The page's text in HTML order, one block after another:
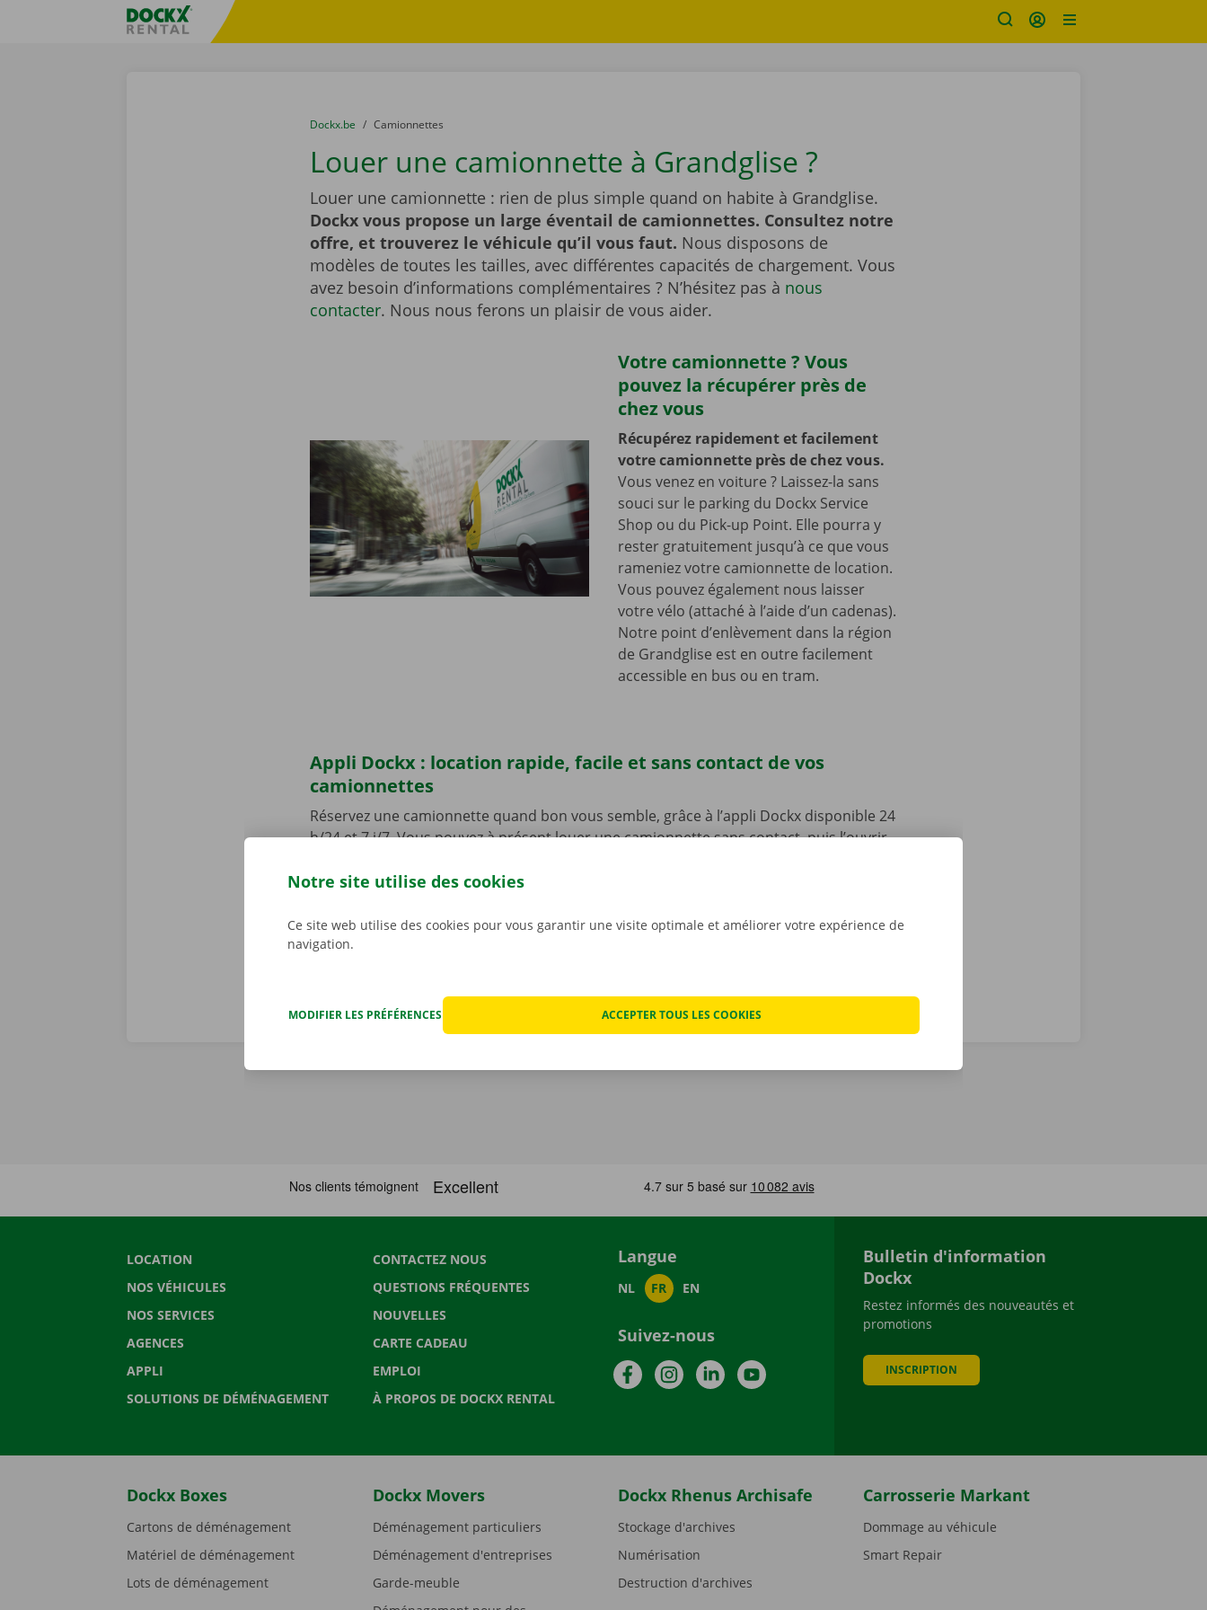
sitename
You are here:
du
Dockx.be to
Camionnettes
Louer une camionnette à Grandglise ?
Louer une camionnette : rien de plus simple quand on habite à Grandglise.
Dockx vous propose un large éventail de camionnettes. Consultez notre
offre, et trouverez le véhicule qu’il vous faut. Nous disposons de
modèles de toutes les tailles, avec différentes capacités de chargement. Vous
avez besoin d’informations complémentaires ? N’hésitez pas à nous
contacter. Nous nous ferons un plaisir de vous aider.
Votre camionnette ? Vous
pouvez la récupérer près de
chez vous
Récupérez rapidement et facilement
votre camionnette près de chez vous.
Vous venez en voiture ? Laissez-la sans
souci sur le parking du Dockx Service
Shop ou du Pick-up Point. Elle pourra y
rester gratuitement jusqu’à ce que vous
rameniez votre camionnette de location.
Vous pouvez également nous laisser
votre vélo (attaché à l’aide d’un cadenas).
Notre point d’enlèvement dans la région
de Grandglise est en outre facilement
accessible en bus ou en tram.
Appli Dockx : location rapide, facile et sans contact de vos
camionnettes
Réservez une camionnette quand bon vous semble, grâce à l’appli Dockx disponible 24
h/24 et 7 j/7. Vous pouvez à présent louer une camionnette sans contact, puis l’ouvrir
parcourez notre offre de véhicules, choisissez une camionnette, payez, et le tour est
LOCATION
NOS VÉHICULES
NOS SERVICES
AGENCES
APPLI
SOLUTIONS DE DÉMÉNAGEMENT
CONTACTEZ NOUS
QUESTIONS FRÉQUENTES
NOUVELLES
CARTE CADEAU
EMPLOI
À PROPOS DE DOCKX RENTAL
Langue
NL FR EN
Suivez-nous
FacebookInstagramLinkedInYouTube
Bulletin d'information
Dockx
Restez informés des nouveautés et
promotions
INSCRIPTION
Dockx Boxes
Cartons de déménagement
Matériel de déménagement
Lots de déménagement
Dockx Movers
Déménagement particuliers
Déménagement d'entreprises
Garde-meuble
Dockx Rhenus Archisafe
Stockage d'archives
Numérisation
Destruction d'archives
Carrosserie Markant
Dommage au véhicule
Smart Repair
Notre site utilise des cookies
Ce site web utilise des cookies pour vous garantir une visite optimale et améliorer votre expérience de
navigation.
MODIFIER LES PRÉFÉRENCES ACCEPTER TOUS LES COOKIES